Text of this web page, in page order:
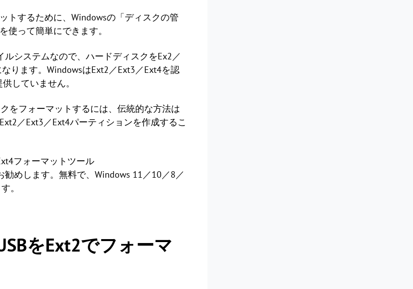
トするために、Windowsの「ディスクの管
使って簡単にできます。
システムなので、ハードディスクをEx2／
ります。WindowsはExt2／Ext3／Ext4を認
していません。
をフォーマットするには、伝統的な方法は
／Ext3／Ext4パーティションを作成するこ
フォーマットツール
勧めします。無料で、Windows 11／10／8／
。
をExt2でフォーマ